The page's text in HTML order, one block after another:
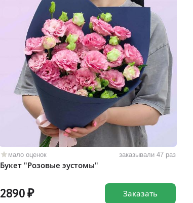
мало оценок заказывали 47 раз
Букет "Розовые эустомы"
2890 Заказать